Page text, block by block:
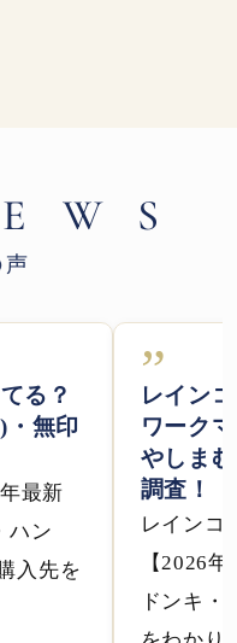
W S
る？
・無印
最新
ハン
入先を
”
レイン
ワーク
やしま
調査！
レインコ
【2026
ドンキ